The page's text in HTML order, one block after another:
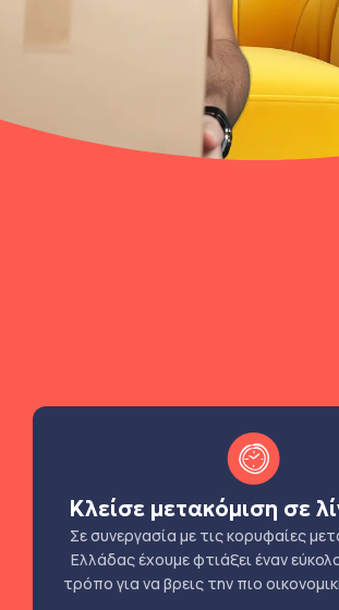
Κλείσε μετακόμιση σε
Σε συνεργασία με τις κορυφαίες
Ελλάδας έχουμε φτιάξει έναν
τρόπο για να βρεις την πιο